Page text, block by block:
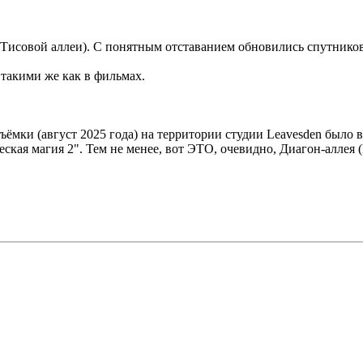
аллеи). С понятным отставанием обновились
же как в фильмах.
(август 2025 года) на территории студии Leavesden
магия 2". Тем не менее, вот ЭТО, очевидно, Диагон-аллея